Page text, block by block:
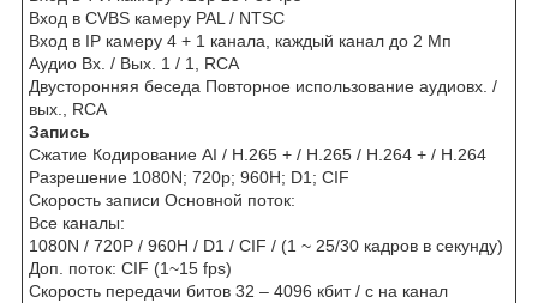
Вход в CVBS камеру PAL / NTSC
Вход в IP камеру 4 + 1 канала, каждый канал до 2 Мп
Аудио Вх. / Вых. 1 / 1, RCA
Двусторонняя беседа Повторное использование аудиовх. /
вых., RCA
Запись
Сжатие Кодирование AI / H.265 + / H.265 / H.264 + / H.264
Разрешение 1080N; 720p; 960H; D1; CIF
Скорость записи Основной поток:
Все каналы:
1080N / 720P / 960H / D1 / CIF / (1 ~ 25/30 кадров в секунду)
Доп. поток: CIF (1~15 fps)
Скорость передачи битов 32 – 4096 кбит / с на канал